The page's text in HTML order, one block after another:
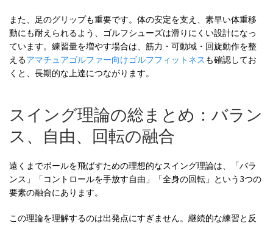
また、足のグリップも重要です。体の安定を支え、素早い体重移
動にも耐えられるよう、ゴルフシューズは滑りにくい設計になっ
ています。練習量を増やす場合は、筋力・可動域・回旋動作を整
えるアマチュアゴルファー向けゴルフフィットネス も確認してお
くと、長期的な上達につながります。
スイング理論の総まとめ：バラン
ス、自由、回転の融合
遠くまでボールを飛ばすための理想的なスイング理論は、「バラ
ンス」「コントロールを手放す自由」「全身の回転」という3つの
要素の融合にあります。
この理論を理解するのは出発点にすぎません。継続的な練習と反